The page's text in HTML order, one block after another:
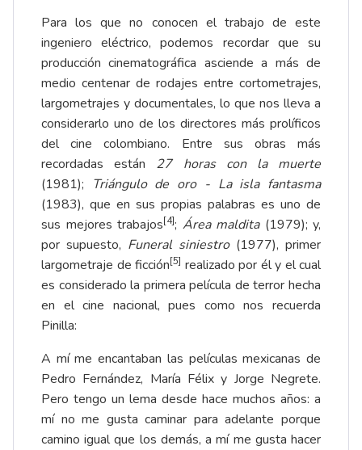
Para los que no conocen el trabajo de este
ingeniero eléctrico, podemos recordar que su
producción cinematográfica asciende a más de
medio centenar de rodajes entre cortometrajes,
largometrajes y documentales, lo que nos lleva a
considerarlo uno de los directores más prolíficos
del cine colombiano. Entre sus obras más
recordadas están 27 horas con la muerte
(1981); Triángulo de oro - La isla fantasma
(1983), que en sus propias palabras es uno de
sus mejores trabajos[4]; Área maldita(1979); y,
por supuesto, Funeral siniestro(1977), primer
largometraje de ficción[5] realizado por él y el cual
es considerado la primera película de terror hecha
en el cine nacional, pues como nos recuerda
Pinilla:
A mí me encantaban las películas mexicanas de
Pedro Fernández, María Félix y Jorge Negrete.
Pero tengo un lema desde hace muchos años: a
mí no me gusta caminar para adelante porque
camino igual que los demás, a mí me gusta hacer